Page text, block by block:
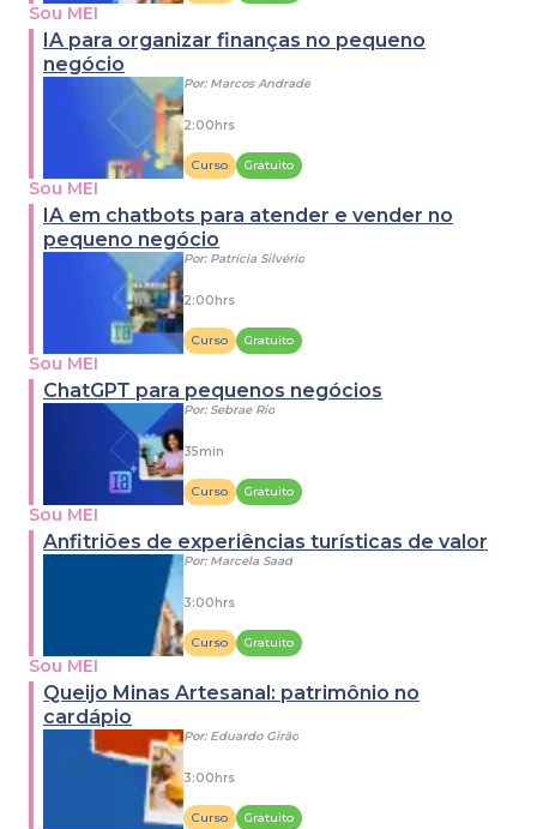
Sou MEI
IA para organizar finanças no pequeno
negócio
Por: Marcos Andrade
2:00hrs
Curso Gratuito
Sou MEI
IA em chatbots para atender e vender no
pequeno negócio
Por: Patrícia Silvério
2:00hrs
Curso Gratuito
Sou MEI
ChatGPT para pequenos negócios
Por: Sebrae Rio
35min
Curso Gratuito
Sou MEI
Anfitriões de experiências turísticas de valor
Por: Marcela Saad
3:00hrs
Curso Gratuito
Sou MEI
Queijo Minas Artesanal: patrimônio no
cardápio
Por: Eduardo Girão
3:00hrs
Curso Gratuito